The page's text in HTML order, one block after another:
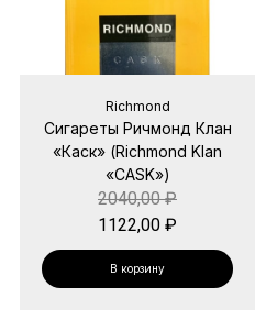
Richmond
Сигареты Ричмонд Клан
«Каск» (Richmond Klan
«CASK»)
2040,00₽
1122,00 ₽
В корзину